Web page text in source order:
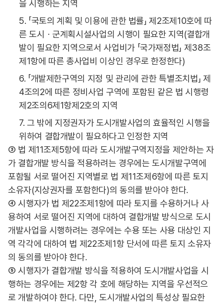
을 시행하는 지역
5. 「국토의 계획 및 이용에 관한 법률」 제2조제10호에 따
른 도시ㆍ군계획시설사업의 시행이 필요한 지역(결합개
발이 필요한 지역으로서 사업비가 「국가재정법」 제38조
제1항에 따른 총사업비 이상인 경우로 한정한다)
6. 「개발제한구역의 지정 및 관리에 관한 특별조치법」 제
4조의2에 따른 정비사업 구역에 포함된 같은 법 시행령
제2조의6제1항제2호의 지역
7. 그 밖에 지정권자가 도시개발사업의 효율적인 시행을
위하여 결합개발이 필요하다고 인정한 지역
③ 법 제11조제5항에 따라 도시개발구역지정을 제안하는 자
가 결합개발 방식을 적용하려는 경우에는 도시개발구역에
포함될 서로 떨어진 지역별로 법 제11조제6항에 따른 토지
소유자(지상권자를 포함한다)의 동의를 받아야 한다.
④ 시행자가 법 제22조제1항에 따라 토지를 수용하거나 사
용하여 서로 떨어진 지역에 대하여 결합개발 방식으로 도시
개발사업을 시행하려는 경우에는 수용 또는 사용 대상인 지
역 각각에 대하여 법 제22조제1항 단서에 따른 토지 소유자
의 동의를 받아야 한다.
⑤ 시행자가 결합개발 방식을 적용하여 도시개발사업을 시
행하는 경우에는 제2항 각 호에 해당하는 지역을 우선적으
로 개발하여야 한다. 다만, 도시개발사업의 특성상 필요한